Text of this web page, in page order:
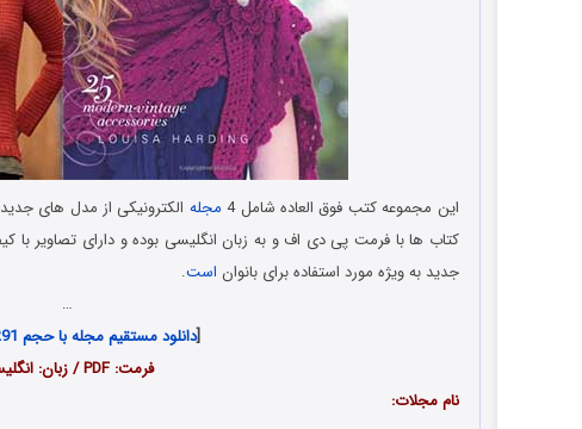
این مجموعه کتب فوق العاده شامل 4 مجله
کتاب ها با فرمت پی دی اف و به زبان انگلیسی بوده و دارای تصاویر
جدید به ویژه مورد استفاده برای بانوان است.
…
[دانلود مستقیم مجله با حجم 291 مگابایت
فرمت: PDF / زبان: انگلیسی
نام مجلات: